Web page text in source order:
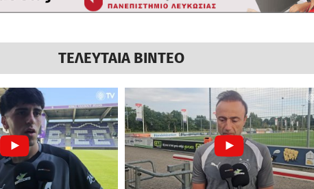
ΤΕΛΕΥΤΑΙΑ ΒΙΝΤΕΟ